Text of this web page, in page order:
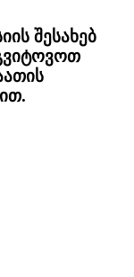
შესახებ